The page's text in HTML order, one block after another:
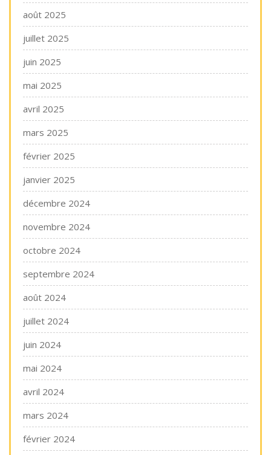
août 2025
juillet 2025
juin 2025
mai 2025
avril 2025
mars 2025
février 2025
janvier 2025
décembre 2024
novembre 2024
octobre 2024
septembre 2024
août 2024
juillet 2024
juin 2024
mai 2024
avril 2024
mars 2024
février 2024